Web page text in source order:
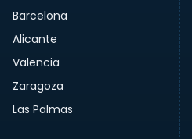
Barcelona
Alicante
Valencia
Zaragoza
Las Palmas